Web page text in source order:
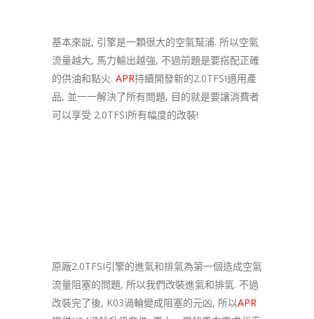
基本來說, 引擎是一顆很大的空氣幫浦. 所以空氣
流量越大, 馬力輸出越強, 不過前題是要搭配正確
的供油和點火. APR持續開發新的2.0TFSI適用產
品, 並一一解決了所有問題, 目的就是要讓消費者
可以享受 2.0TFSI所有幅度的改裝!
原廠2.0TFSI引擎的進氣和排氣為第一個造成空氣
流量阻塞的問題, 所以我們改裝進氣和排氣. 不過
改裝完了後, K03渦輪變成阻塞的元凶, 所以APR